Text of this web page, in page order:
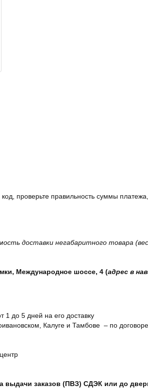
проверьте правильность суммы
доставки негабаритного товара
Международное шоссе, 4 (адрес в
1 до 5 дней на его доставку
Калуге и Тамбове – по
заказов (ПВЗ) СДЭК или до